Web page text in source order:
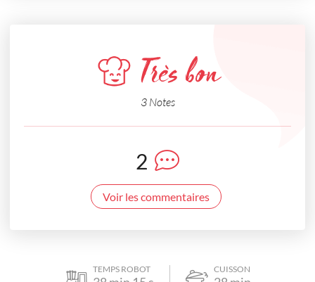
Très bon
3 Notes
2
Voir les commentaires
TEMPS ROBOT CUISSON